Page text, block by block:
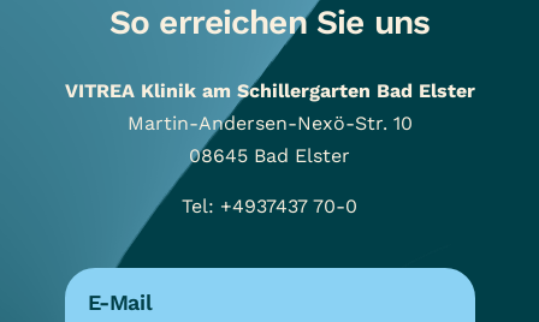
So erreichen Sie uns
VITREA Klinik am Schillergarten Bad Elster
Martin-Andersen-Nexö-Str. 10
08645 Bad Elster
Tel: +4937437 70-0
E-Mail